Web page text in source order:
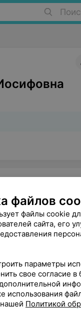
файлов
файлы cookie
сайта, его
параметры
свое согласие
использования
Политикой